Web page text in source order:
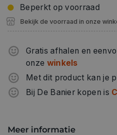
Beperkt op voorraad
Bekijk de voorraad in onze
Gratis afhalen en
onze winkels
Met dit product kan je
Bij De Banier kopen is
Meer informatie